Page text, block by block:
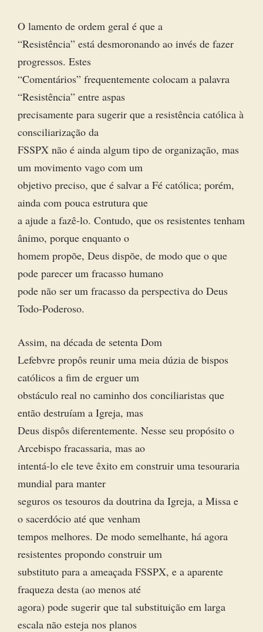
O lamento de ordem geral é que a
“Resistência” está desmoronando ao invés de fazer
progressos. Estes
“Comentários” frequentemente colocam a palavra
“Resistência” entre aspas
precisamente para sugerir que a resistência católica à
consciliarização da
FSSPX não é ainda algum tipo de organização, mas
um movimento vago com um
objetivo preciso, que é salvar a Fé católica; porém,
ainda com pouca estrutura que
a ajude a fazê-lo. Contudo, que os resistentes tenham
ânimo, porque enquanto o
homem propõe, Deus dispõe, de modo que o que
pode parecer um fracasso humano
pode não ser um fracasso da perspectiva do Deus
Todo-Poderoso.
Assim, na década de setenta Dom
Lefebvre propôs reunir uma meia dúzia de bispos
católicos a fim de erguer um
obstáculo real no caminho dos conciliaristas que
então destruíam a Igreja, mas
Deus dispôs diferentemente. Nesse seu propósito o
Arcebispo fracassaria, mas ao
intentá-lo ele teve êxito em construir uma tesouraria
mundial para manter
seguros os tesouros da doutrina da Igreja, a Missa e
o sacerdócio até que venham
tempos melhores. De modo semelhante, há agora
resistentes propondo construir um
substituto para a ameaçada FSSPX, e a aparente
fraqueza desta (ao menos até
agora) pode sugerir que tal substituição em larga
escala não esteja nos planos